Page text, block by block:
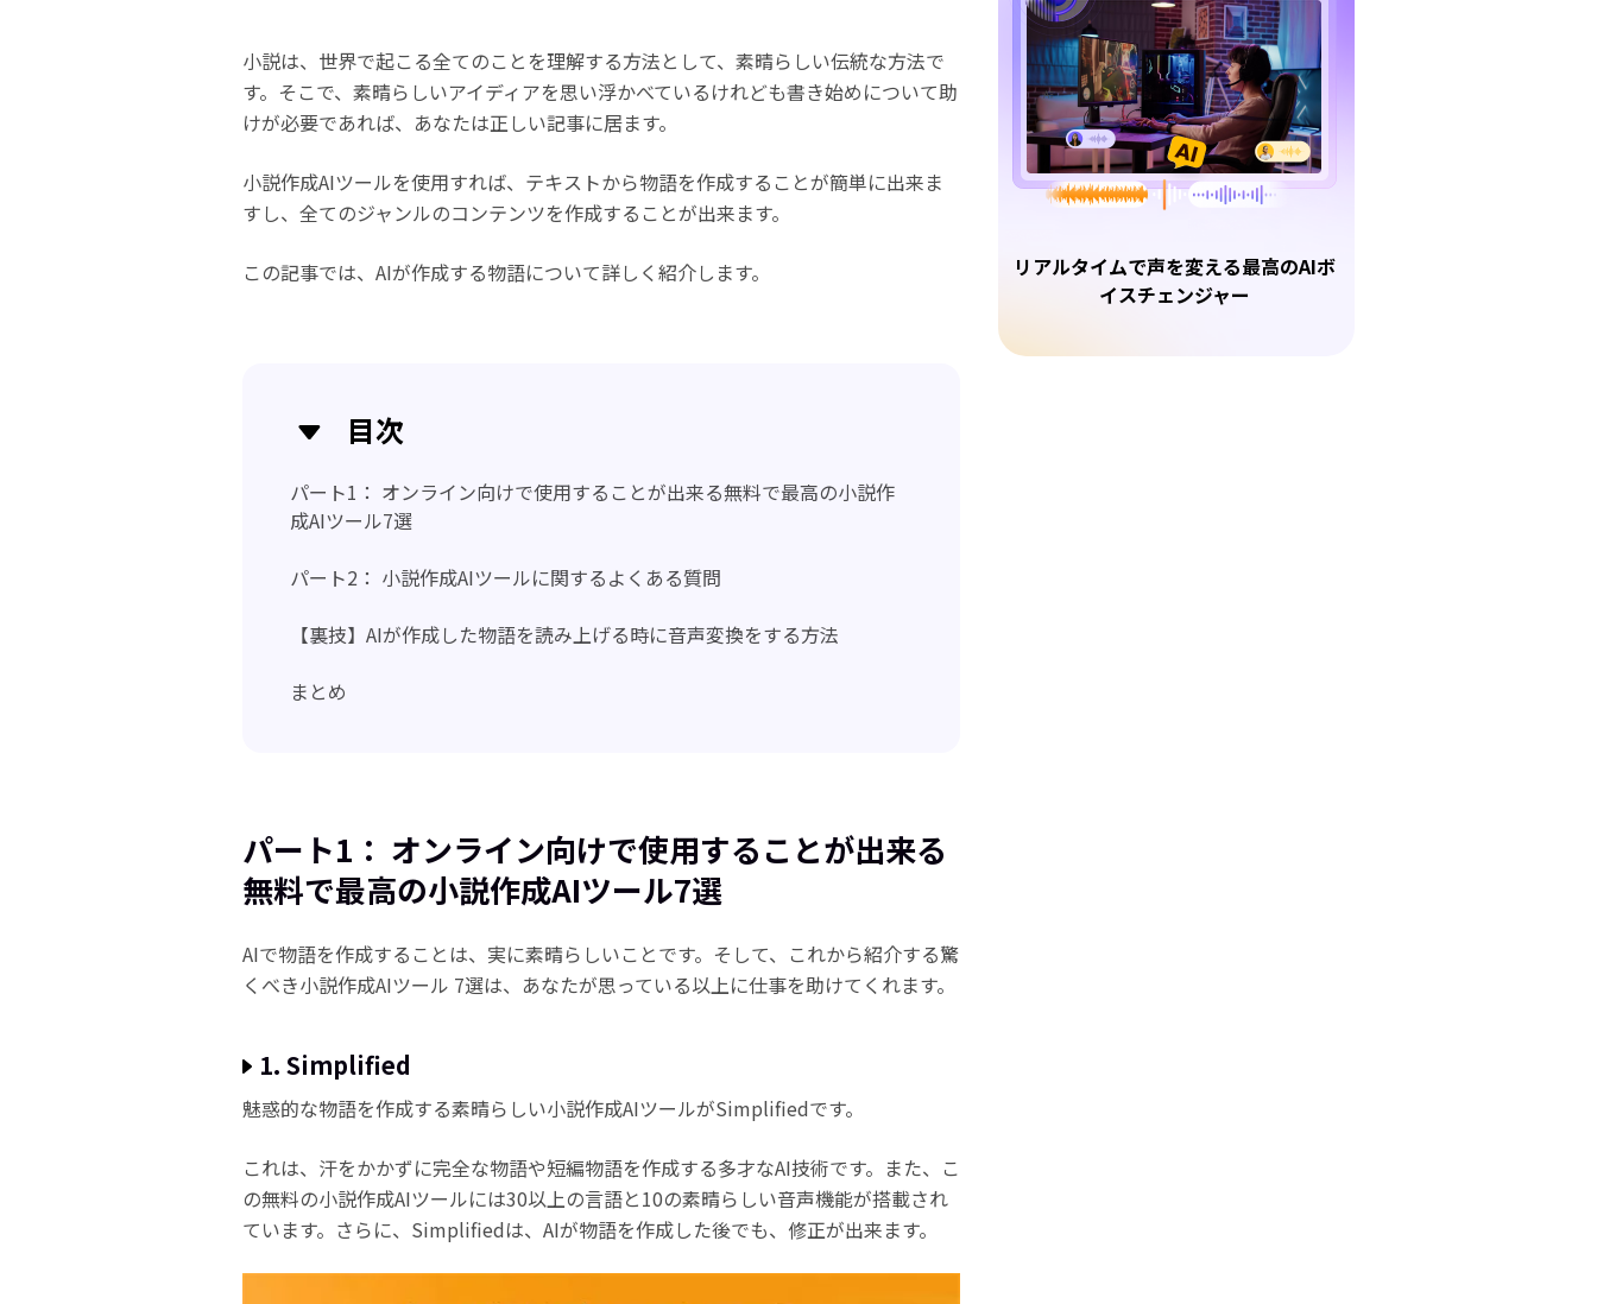
小説は、世界で起こる全てのことを理解する方法として、素晴らしい伝統な方法で
す。そこで、素晴らしいアイディアを思い浮かべているけれども書き始めについて助
けが必要であれば、あなたは正しい記事に居ます。
小説作成AIツールを使用すれば、テキストから物語を作成することが簡単に出来ま
すし、全てのジャンルのコンテンツを作成することが出来ます。
この記事では、AIが作成する物語について詳しく紹介します。
目次
パート1： オンライン向けで使用することが出来る無料で最高の小説作
成AIツール7選
パート2： 小説作成AIツールに関するよくある質問
【裏技】AIが作成した物語を読み上げる時に音声変換をする方法
まとめ
パート1： オンライン向けで使用することが出来る
無料で最高の小説作成AIツール7選
AIで物語を作成することは、実に素晴らしいことです。そして、これから紹介する驚
くべき小説作成AIツール 7選は、あなたが思っている以上に仕事を助けてくれます。
1. Simplified
魅惑的な物語を作成する素晴らしい小説作成AIツールがSimplifiedです。
これは、汗をかかずに完全な物語や短編物語を作成する多才なAI技術です。また、こ
の無料の小説作成AIツールには30以上の言語と10の素晴らしい音声機能が搭載され
ています。さらに、Simplifiedは、AIが物語を作成した後でも、修正が出来ます。
リアルタイムで声を変える最高のAIボ
イスチェンジャー